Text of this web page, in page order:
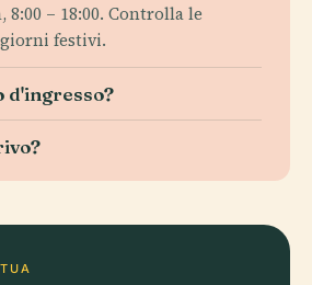
8:00 – 18:00. Controlla le
festivi.
d'ingresso?